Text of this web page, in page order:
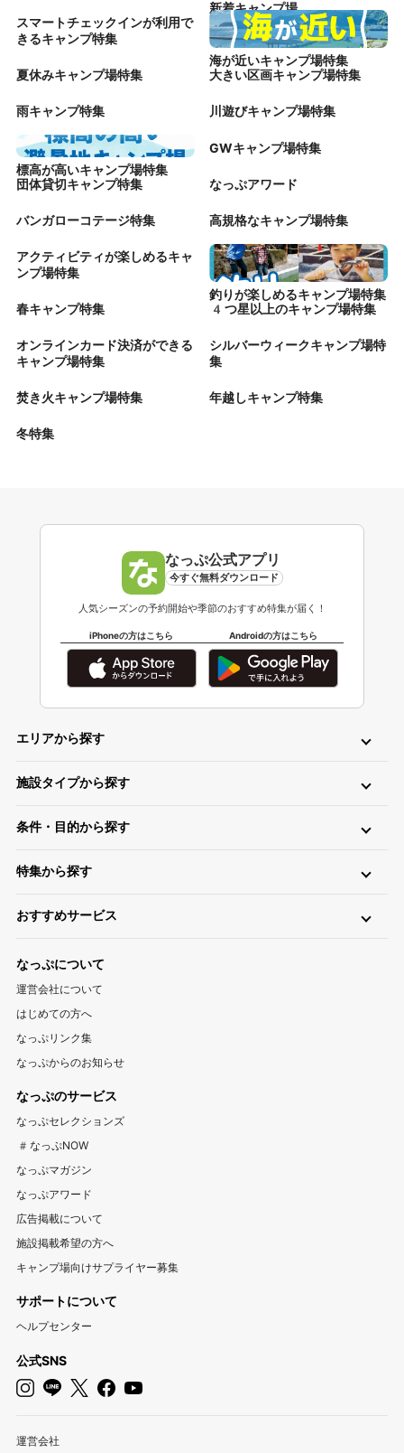
新着キャンプ場
スマートチェックインが利用で
きるキャンプ特集
海が近いキャンプ場特集
夏休みキャンプ場特集
大きい区画キャンプ場特集
雨キャンプ特集 川遊びキャンプ場特集
標高が高いキャンプ場特集
GWキャンプ場特集
団体貸切キャンプ特集 なっぷアワード
バンガローコテージ特集 高規格なキャンプ場特集
アクティビティが楽しめるキャ
ンプ場特集
釣りが楽しめるキャンプ場特集
春キャンプ特集
4つ星以上のキャンプ場特集
オンラインカード決済ができる
キャンプ場特集
シルバーウィークキャンプ場特
集
焚き火キャンプ場特集 年越しキャンプ特集
冬特集
なっぷ公式アプリ
今すぐ無料ダウンロード
人気シーズンの予約開始や季節のおすすめ特集が届く！
iPhoneの方はこちら Androidの方はこちら
エリアから探す
北海道キャンプ場 青森キャンプ場
東京キャンプ場 神奈川キャンプ場
群馬キャンプ場
北陸・甲信越
山梨キャンプ場
富山キャンプ場 石川キャンプ場
東海
関西
中国・四国
岡山キャンプ場
島根キャンプ場
徳島キャンプ場 愛媛キャンプ場
施設タイプから探す
区画サイト フリーサイト
条件・目的から探す
無料 手ぶら（レンタル）
特集から探す
ペットと一緒に遊べるキャンプ場特集
標高が高いキャンプ場特集
おすすめサービス
登山情報サイト YAMA HACK
自転車情報サイト CYCLEHACK
バーベキュー情報サイト BBQ HACK
中古アウトドア用品販売サイト UZD
バーベキュー検索予約サイト Hero！
なっぷについて
運営会社について
はじめての方へ
なっぷリンク集
なっぷからのお知らせ
なっぷのサービス
なっぷセレクションズ
#なっぷNOW
なっぷマガジン
なっぷアワード
広告掲載について
施設掲載希望の方へ
キャンプ場向けサプライヤー募集
サポートについて
ヘルプセンター
公式SNS
運営会社